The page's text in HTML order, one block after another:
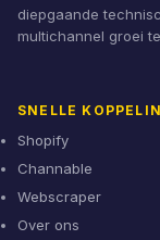
diepgaande
multichannel groei
SNELLE
Shopify
Channable
Webscraper
Over ons